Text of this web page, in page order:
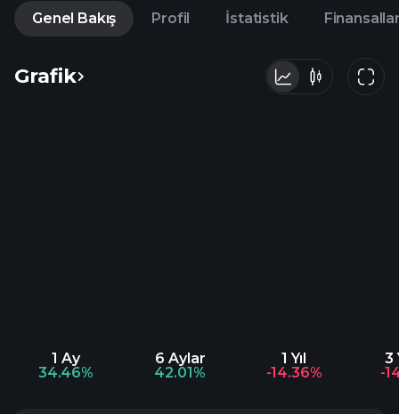
Genel Bakış Profil İstatistik
Grafik
1 Ay
34.46%
6 Aylar
42.01%
1 Yıl
-14.36%
3
-